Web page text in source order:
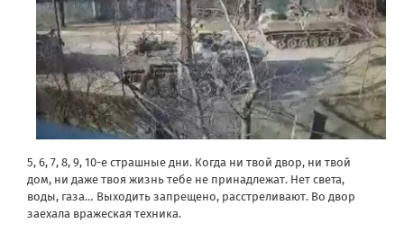
5, 6, 7, 8, 9, 10-е страшные дни. Когда ни твой двор, ни твой
дом, ни даже твоя жизнь тебе не принадлежат. Нет света,
воды, газа… Выходить запрещено, расстреливают. Во двор
заехала вражеская техника.